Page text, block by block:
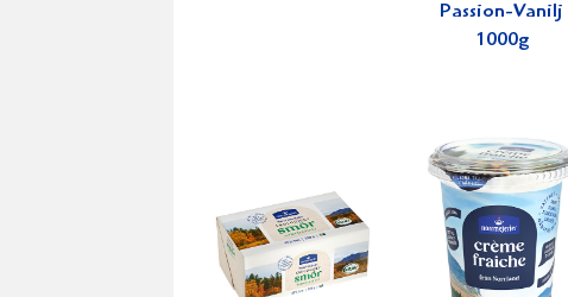
Passion-Vanilj
1000g